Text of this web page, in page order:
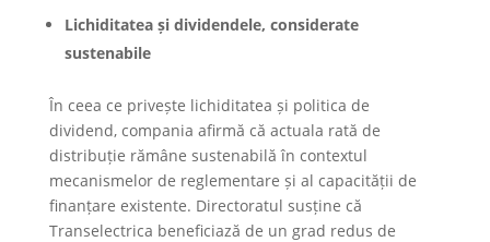
Lichiditatea și dividendele, considerate
sustenabile
În ceea ce privește lichiditatea și politica de
dividend, compania afirmă că actuala rată de
distribuție rămâne sustenabilă în contextul
mecanismelor de reglementare și al capacității de
finanțare existente. Directoratul susține că
Transelectrica beneficiază de un grad redus de